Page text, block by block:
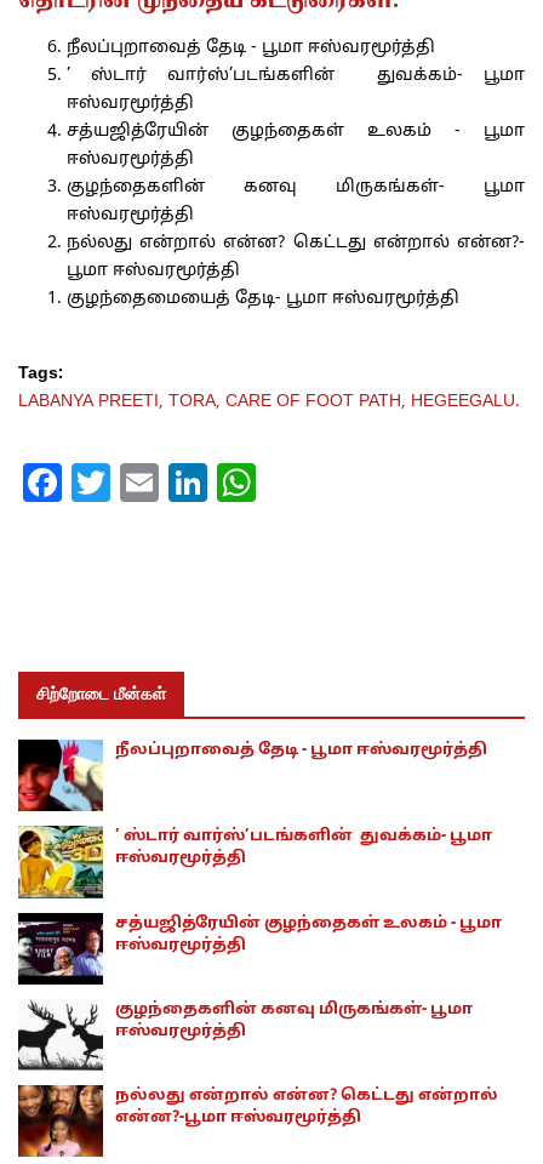
நீலப்புறாவைத் தேடி - பூமா ஈஸ்வரமூர்த்தி
’ ஸ்டார் வார்ஸ்’படங்களின் துவக்கம்- பூமா
ஈஸ்வரமூர்த்தி
சத்யஜித்ரேயின் குழந்தைகள் உலகம் - பூமா
ஈஸ்வரமூர்த்தி
குழந்தைகளின் கனவு மிருகங்கள்- பூமா
ஈஸ்வரமூர்த்தி
நல்லது என்றால் என்ன? கெட்டது என்றால் என்ன?-
பூமா ஈஸ்வரமூர்த்தி
குழந்தைமையைத் தேடி- பூமா ஈஸ்வரமூர்த்தி
Tags:
LABANYA PREETI, TORA, CARE OF FOOT PATH, HEGEEGALU.
Facebook
Twitter
EmailLinkedIn
சிற்றோடை மீன்கள்
நீலப்புறாவைத் தேடி - பூமா ஈஸ்வரமூர்த்தி
’ ஸ்டார் வார்ஸ்’படங்களின் துவக்கம்- பூமா
ஈஸ்வரமூர்த்தி
சத்யஜித்ரேயின் குழந்தைகள் உலகம் - பூமா
ஈஸ்வரமூர்த்தி
குழந்தைகளின் கனவு மிருகங்கள்- பூமா
ஈஸ்வரமூர்த்தி
நல்லது என்றால் என்ன? கெட்டது என்றால்
என்ன?-பூமா ஈஸ்வரமூர்த்தி